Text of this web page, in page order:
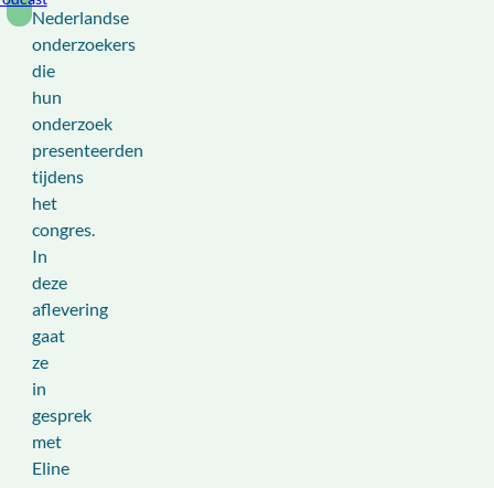
Nederlandse
onderzoekers
die
hun
onderzoek
presenteerden
tijdens
het
congres.
In
deze
aflevering
gaat
ze
in
gesprek
met
Eline